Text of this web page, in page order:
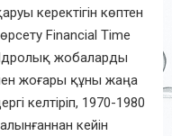
керектігін көптен
Financial Time
жобаларды
жоғары құны жаңа
келтіріп, 1970-1980
кейін